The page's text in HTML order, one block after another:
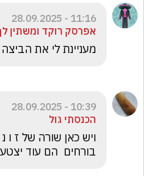
11:16 - 28.09.2025
אפרסק רוקד ומשתין
מעניינת לי את הביצה
10:39 - 28.09.2025
הכנסתי גול
בורחים  הם עוד